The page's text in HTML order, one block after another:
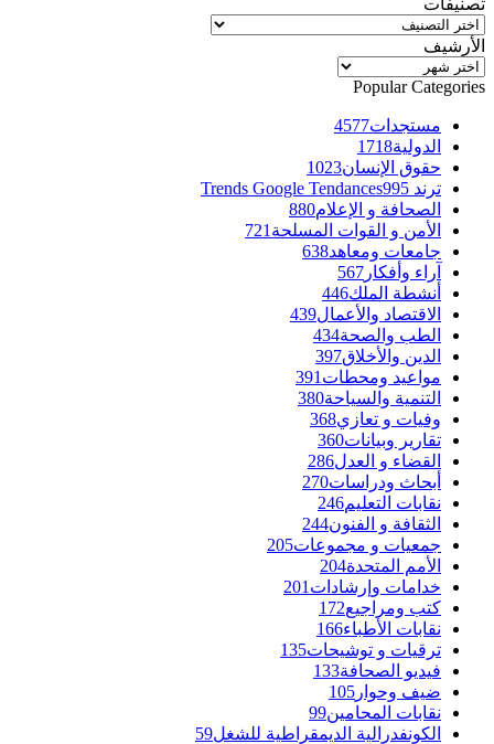
تصنيفات
الأرشيف
الأرشيف
Popular Categories
مستجدات4577
الدولية1718
حقوق الإنسان1023
ترند Trends Google Tendances 995
الصحافة و الإعلام880
الأمن و القوات المسلحة 721
جامعات ومعاهد638
آراء وأفكار 567
أنشطة الملك446
الاقتصاد والأعمال439
الطب والصحة434
الدين والأخلاق397
مواعيد ومحطات 391
التنمية والسياحة380
وفيات و تعازي368
تقارير وبيانات360
القضاء و العدل286
أبحاث ودراسات270
نقابات التعليم246
الثقافة و الفنون244
جمعيات و مجموعات205
الأمم المتحدة204
خدامات وإرشادات 201
كتب ومراجيع172
نقابات الأطباء166
ترقيات و توشيحات135
فيديو الصحافة133
ضيف وحوار 105
نقابات المحامين99
الكونفدرالية الديمقراطية للشغل59